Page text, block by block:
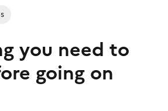
you need to
going on